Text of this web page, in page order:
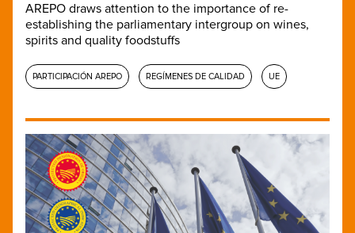
AREPO draws attention to the importance of re-
establishing the parliamentary intergroup on wines,
spirits and quality foodstuffs
PARTICIPACIÓN AREPO REGÍMENES DE CALIDAD UE